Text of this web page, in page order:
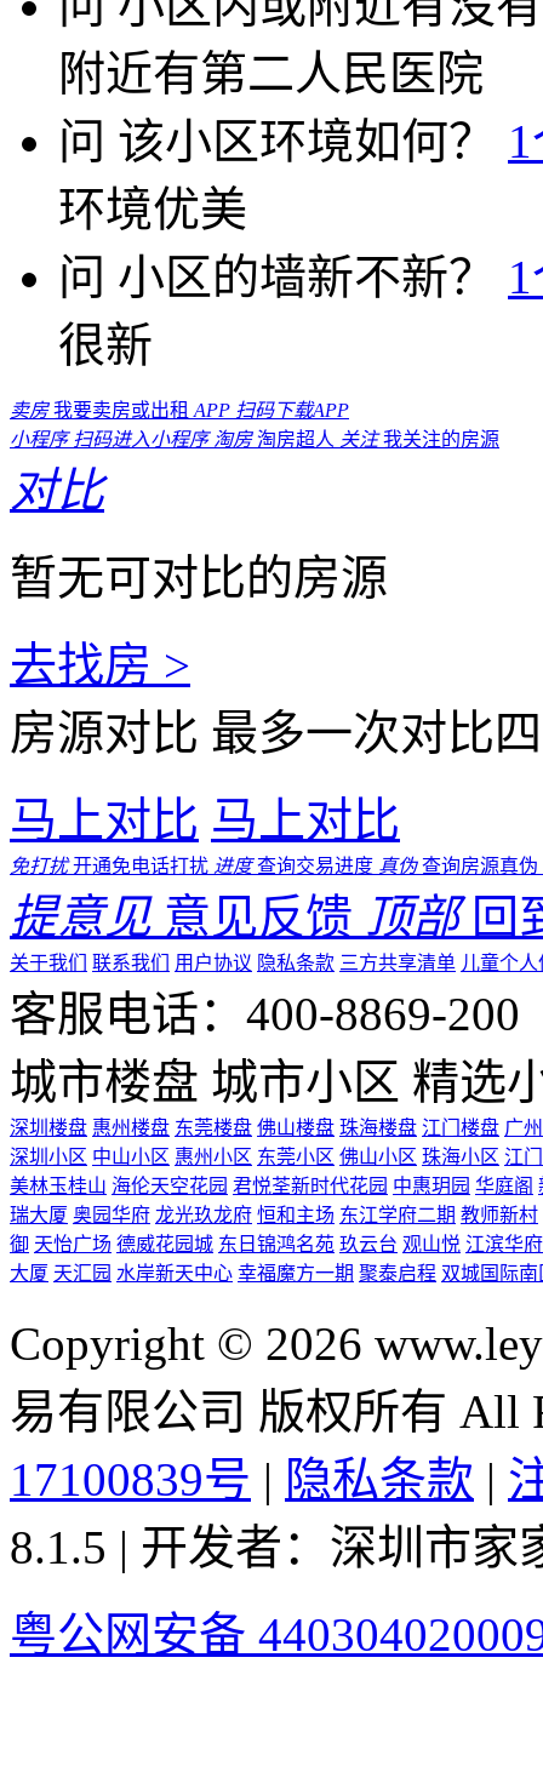
附近有第二人民医院
问 该小区环境如何？
环境优美
问 小区的墙新不新？
很新
卖房 我要卖房或出租 APP 扫码下载APP
小程序 扫码进入小程序 淘房 淘房超人 关注 我关注的房源
对比
暂无可对比的房源
去找房 >
房源对比 最多一次对比
马上对比 马上对比
免打扰 开通免电话打扰 进度 查询交易进度 真伪 查询房源真伪
提意见 意见反馈 顶部 回
关于我们 联系我们 用户协议 隐私条款 三方共享清单 儿童个
客服电话：400-8869-200
城市楼盘 城市小区 精选
深圳楼盘 惠州楼盘 东莞楼盘 佛山楼盘 珠海楼盘 江门楼盘 广
深圳小区 中山小区 惠州小区 东莞小区 佛山小区 珠海小区 江
美林玉桂山 海伦天空花园 君悦荃新时代花园 中惠玥园 华庭阁
瑞大厦 奥园华府 龙光玖龙府 恒和主场 东江学府二期 教师新村
御 天怡广场 德威花园城 东日锦鸿名苑 玖云台 观山悦 江滨华府
大厦 天汇园 水岸新天中心 幸福魔方一期 聚泰启程 双城国际南
Copyright © 2026
易有限公司 版权所有 All
17100839号 | 隐私条款 |
8.1.5 | 开发者：深圳市
粤公网安备